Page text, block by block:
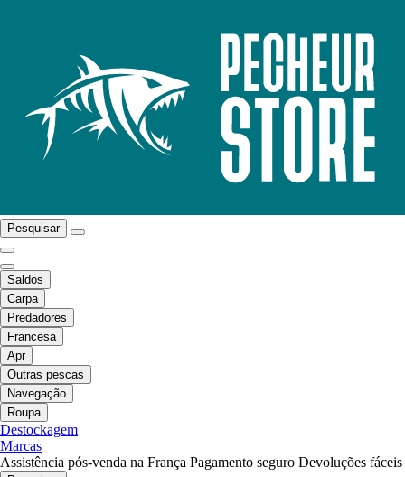
Pesquisar
Saldos
Carpa
Predadores
Francesa
Apr
Outras pescas
Navegação
Roupa
Destockagem
Marcas
Assistência pós-venda na França Pagamento seguro Devoluções fáceis